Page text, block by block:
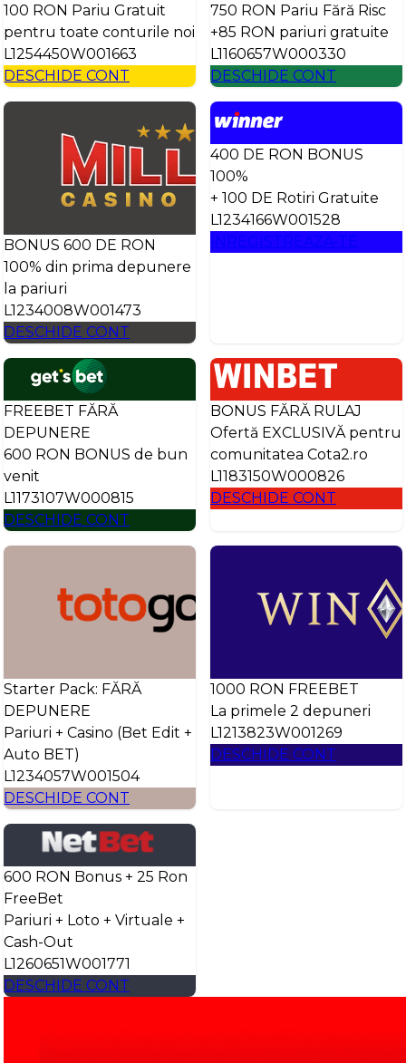
100 RON Pariu Gratuit
pentru toate conturile noi
L1254450W001663
DESCHIDE CONT
750 RON Pariu Fără Risc
+85 RON pariuri gratuite
L1160657W000330
DESCHIDE CONT
BONUS 600 DE RON
100% din prima depunere
la pariuri
L1234008W001473
DESCHIDE CONT
400 DE RON BONUS
100%
+ 100 DE Rotiri Gratuite
L1234166W001528
ÎNREGISTREAZĂ-TE
FREEBET FĂRĂ
DEPUNERE
600 RON BONUS de bun
venit
L1173107W000815
DESCHIDE CONT
BONUS FĂRĂ RULAJ
Ofertă EXCLUSIVĂ pentru
comunitatea Cota2.ro
L1183150W000826
DESCHIDE CONT
Starter Pack: FĂRĂ
DEPUNERE
Pariuri + Casino (Bet Edit +
Auto BET)
L1234057W001504
DESCHIDE CONT
1000 RON FREEBET
La primele 2 depuneri
L1213823W001269
DESCHIDE CONT
600 RON Bonus + 25 Ron
FreeBet
Pariuri + Loto + Virtuale +
Cash-Out
L1260651W001771
DESCHIDE CONT